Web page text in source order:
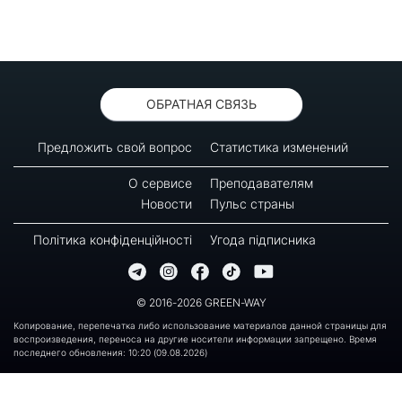
ОБРАТНАЯ СВЯЗЬ
Предложить свой вопрос Статистика изменений
О сервисе
Преподавателям
Новости
Пульс страны
Політика конфіденційності Угода підписника
© 2016-2026 GREEN-WAY
Копирование, перепечатка либо использование материалов данной страницы для
воспроизведения, переноса на другие носители информации запрещено. Время
последнего обновления: 10:20 (09.08.2026)